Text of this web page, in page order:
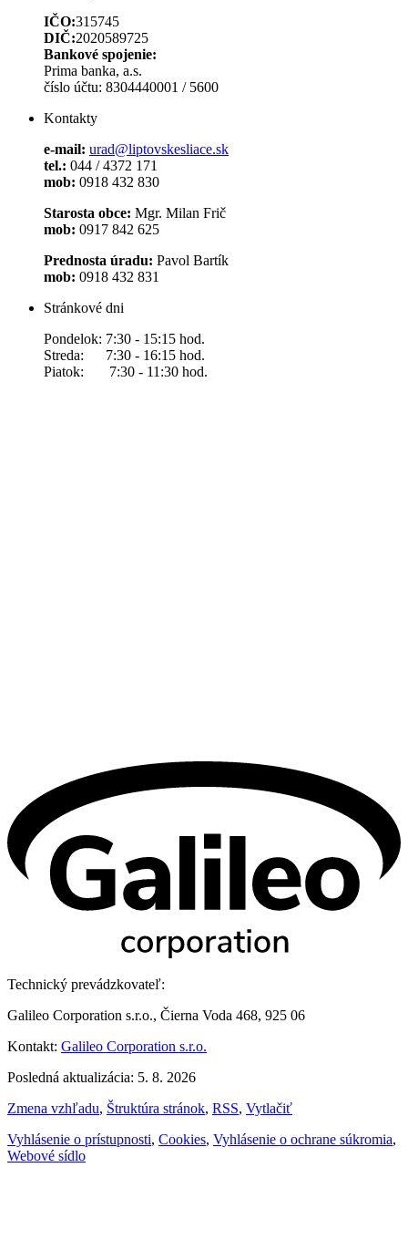
IČO:315745
DIČ:2020589725
Bankové spojenie:
Prima banka, a.s.
číslo účtu: 8304440001 / 5600
Kontakty
e-mail: urad@liptovskesliace.sk
tel.: 044 / 4372 171
mob: 0918 432 830
Starosta obce: Mgr. Milan Frič
mob: 0917 842 625
Prednosta úradu: Pavol Bartík
mob: 0918 432 831
Stránkové dni
Pondelok: 7:30 - 15:15 hod.
Streda: 7:30 - 16:15 hod.
Piatok: 7:30 - 11:30 hod.
Technický prevádzkovateľ:
Galileo Corporation s.r.o., Čierna Voda 468, 925 06
Kontakt: Galileo Corporation s.r.o.
Posledná aktualizácia: 5. 8. 2026
Zmena vzhľadu, Štruktúra stránok, RSS, Vytlačiť
Vyhlásenie o prístupnosti, Cookies, Vyhlásenie o ochrane súkromia,
Webové sídlo